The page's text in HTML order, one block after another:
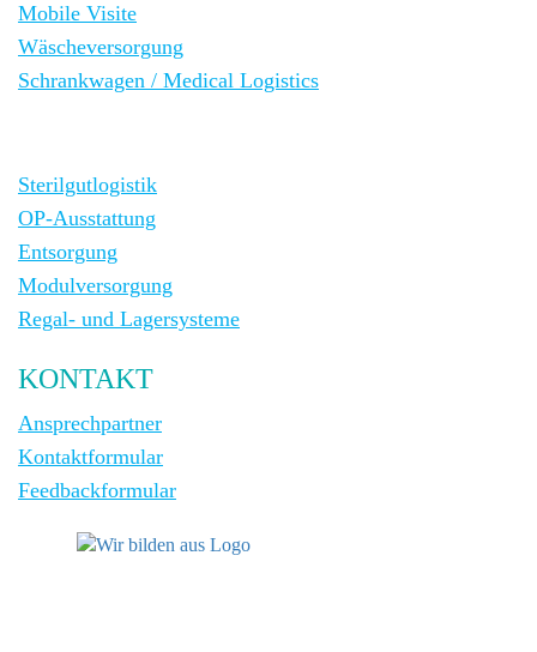
Mobile Visite
Wäscheversorgung
Schrankwagen / Medical Logistics
Sterilgutlogistik
OP-Ausstattung
Entsorgung
Modulversorgung
Regal- und Lagersysteme
KONTAKT
Ansprechpartner
Kontaktformular
Feedbackformular